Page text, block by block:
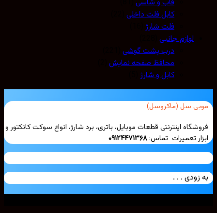
قاب و شاسی(81)
کابل فلت داخلی(22)
فلت شارژ(16)
لوازم جانبی(228)
درب پشت گوشی(221)
محافظ صفحه نمایش(2)
کابل و شارژ(5)
سل (ماکروسل)
اینترنتی قطعات موبایل، باتری، برد شارژ، انواع سوکت کانکتور و
تعمیرات تماس:۰۹۱۲۴۴۷۱۳۶۸
زودی . . .